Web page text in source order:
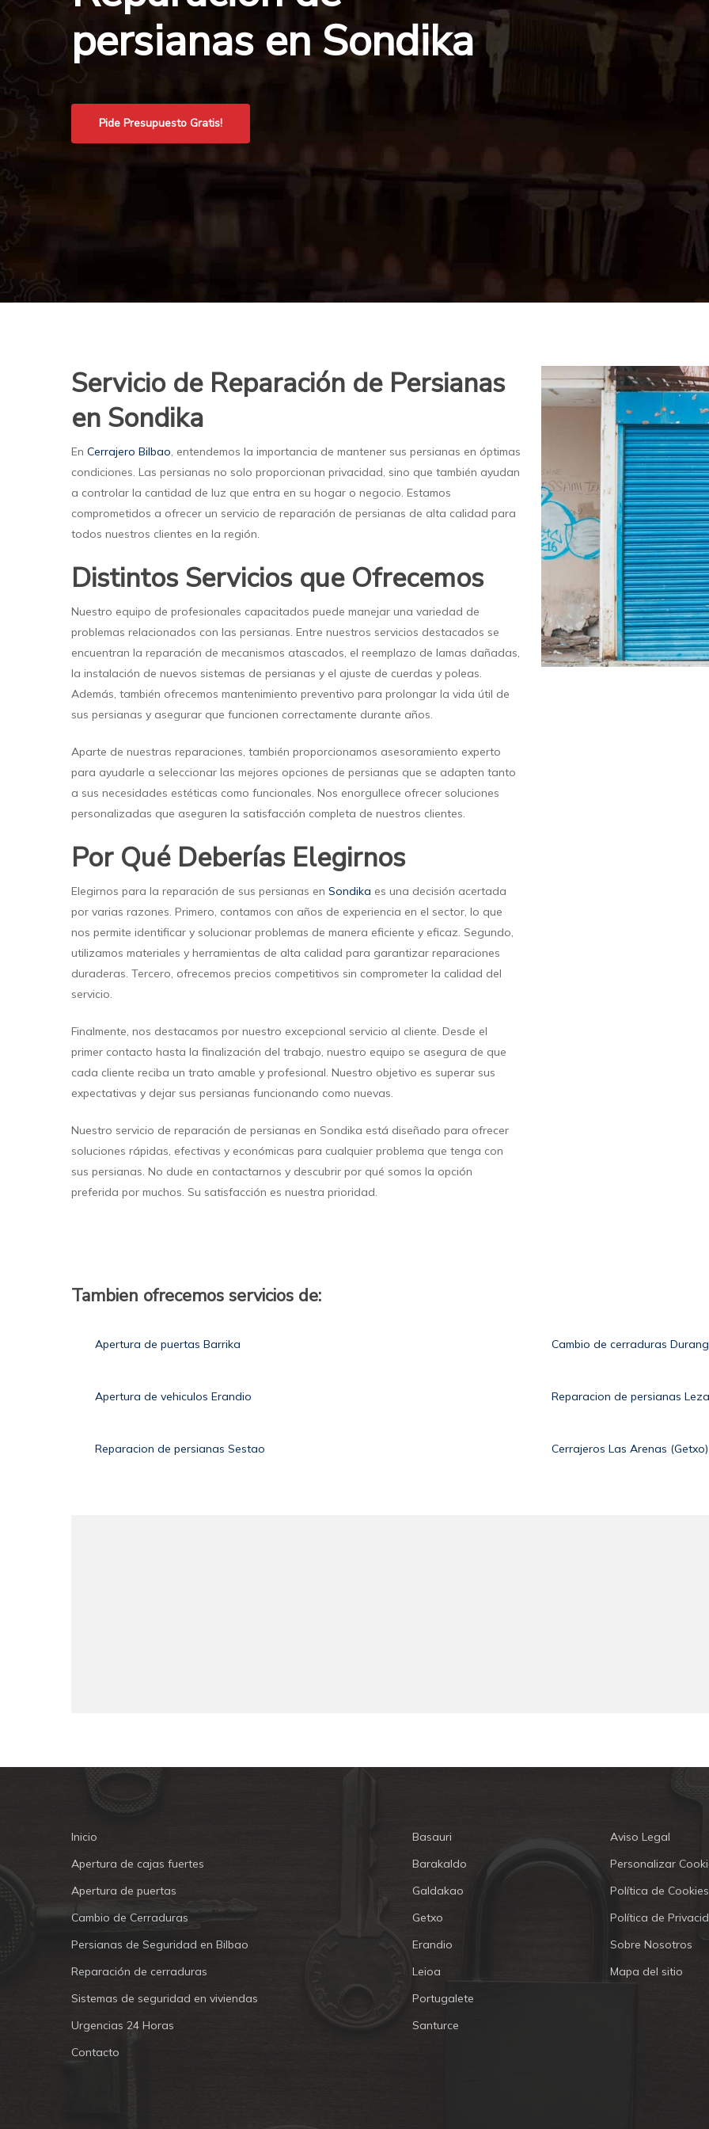
persianas en Sondika
Pide Presupuesto Gratis!
Servicio de Reparación de Persianas
en Sondika
EnCerrajero Bilbao, entendemos la importancia de mantener sus persianas en óptimas
condiciones. Las persianas no solo proporcionan privacidad, sino que también ayudan
a controlar la cantidad de luz que entra en su hogar o negocio. Estamos
comprometidos a ofrecer un servicio de reparación de persianas de alta calidad para
todos nuestros clientes en la región.
Distintos Servicios que Ofrecemos
Nuestro equipo de profesionales capacitados puede manejar una variedad de
problemas relacionados con las persianas. Entre nuestros servicios destacados se
encuentran la reparación de mecanismos atascados, el reemplazo de lamas dañadas,
la instalación de nuevos sistemas de persianas y el ajuste de cuerdas y poleas.
Además, también ofrecemos mantenimiento preventivo para prolongar la vida útil de
sus persianas y asegurar que funcionen correctamente durante años.
Aparte de nuestras reparaciones, también proporcionamos asesoramiento experto
para ayudarle a seleccionar las mejores opciones de persianas que se adapten tanto
a sus necesidades estéticas como funcionales. Nos enorgullece ofrecer soluciones
personalizadas que aseguren la satisfacción completa de nuestros clientes.
Por Qué Deberías Elegirnos
Elegirnos para la reparación de sus persianas enSondika es una decisión acertada
por varias razones. Primero, contamos con años de experiencia en el sector, lo que
nos permite identificar y solucionar problemas de manera eficiente y eficaz. Segundo,
utilizamos materiales y herramientas de alta calidad para garantizar reparaciones
duraderas. Tercero, ofrecemos precios competitivos sin comprometer la calidad del
servicio.
Finalmente, nos destacamos por nuestro excepcional servicio al cliente. Desde el
primer contacto hasta la finalización del trabajo, nuestro equipo se asegura de que
cada cliente reciba un trato amable y profesional. Nuestro objetivo es superar sus
expectativas y dejar sus persianas funcionando como nuevas.
Nuestro servicio de reparación de persianas en Sondika está diseñado para ofrecer
soluciones rápidas, efectivas y económicas para cualquier problema que tenga con
sus persianas. No dude en contactarnos y descubrir por qué somos la opción
preferida por muchos. Su satisfacción es nuestra prioridad.
Tambien ofrecemos servicios de:
Apertura de puertas Barrika Cambio de cerraduras
Apertura de vehiculos Erandio Reparacion de persianas
Reparacion de persianas Sestao Cerrajeros Las Arenas (Getxo)
Inicio
Apertura de cajas fuertes
Apertura de puertas
Cambio de Cerraduras
Persianas de Seguridad en Bilbao
Reparación de cerraduras
Sistemas de seguridad en viviendas
Urgencias 24 Horas
Contacto
Basauri
Barakaldo
Galdakao
Getxo
Erandio
Leioa
Portugalete
Santurce
Aviso Legal
Personalizar
Política de Cookies
Política de
Sobre Nosotros
Mapa del sitio